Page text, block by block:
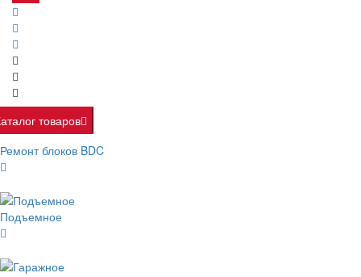
товаров
Ремонт блоков BDC
Подъемное